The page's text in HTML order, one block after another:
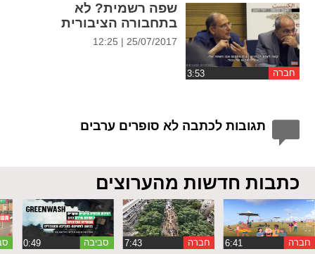
חברה
שפה רשמית? לא
בתחבורה הציבורית
25/07/2017 | 12:25
תגובות לכתבה לא סופרים ערבים
כתבות חדשות מהערוצים
חברה חברה ‏7:43 סביבה